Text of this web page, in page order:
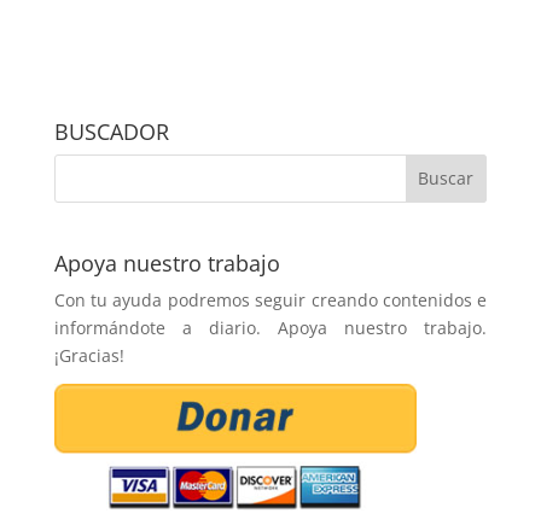
BUSCADOR
Apoya nuestro trabajo
Con tu ayuda podremos seguir creando contenidos e
informándote a diario. Apoya nuestro trabajo.
¡Gracias!